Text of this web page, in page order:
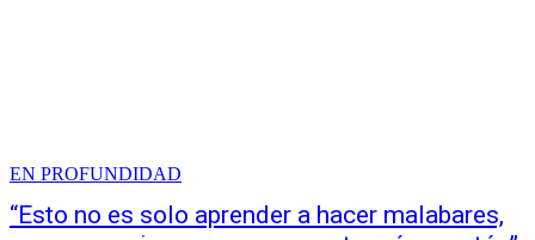
EN PROFUNDIDAD
“Esto no es solo aprender a hacer malabares,